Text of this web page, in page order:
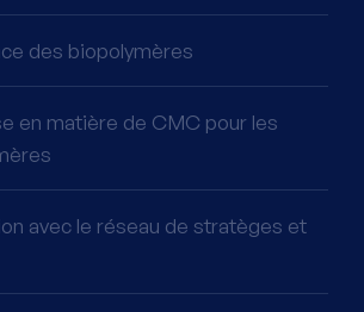
des biopolymères
en matière de CMC pour les
avec le réseau de stratèges et